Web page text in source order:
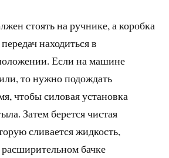
стоять на ручнике, а коробка
находиться в
Если на машине
то нужно подождать
чтобы силовая установка
Затем берется чистая
сливается жидкость,
бачке